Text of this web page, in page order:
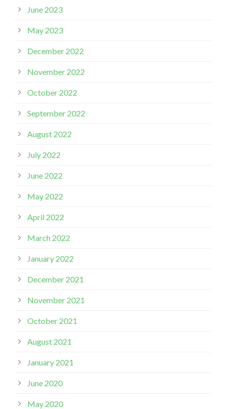
June 2023
May 2023
December 2022
November 2022
October 2022
September 2022
August 2022
July 2022
June 2022
May 2022
April 2022
March 2022
January 2022
December 2021
November 2021
October 2021
August 2021
January 2021
June 2020
May 2020